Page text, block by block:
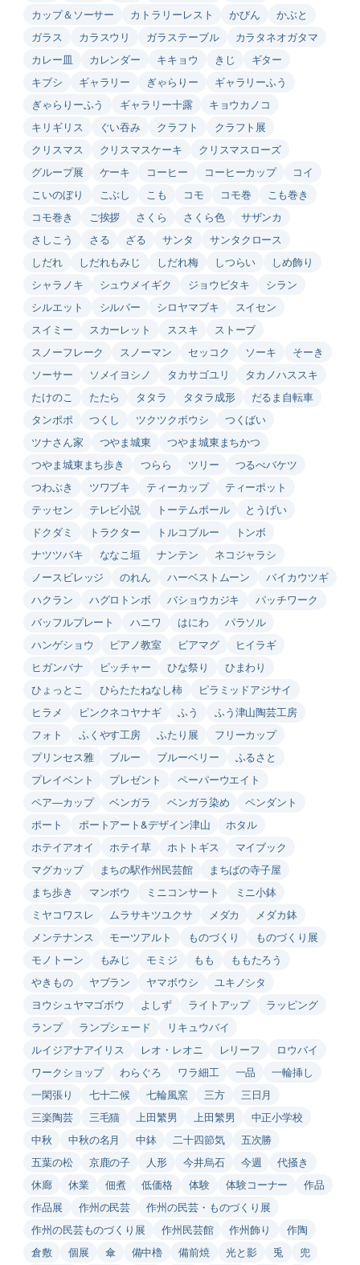
カップ＆ソーサー カトラリーレスト かびん
かぶと
ガラス
カラスウリ ガラステーブル
カラタネオガタマ
カレー皿
カレンダー キキョウ きじ
ギター
キブシ
ギャラリー ぎゃらりー
ギャラリーふう
ぎゃらりーふう
ギャラリー十露
キョウカノコ
キリギリス
ぐい吞み クラフト
クラフト展
クリスマス
クリスマスケーキ
クリスマスローズ
グループ展
ケーキ コーヒー コーヒーカップ
コイ
こいのぼり
こぶし こも コモ コモ巻
こも巻き
コモ巻き
ご挨拶 さくら さくら色
サザンカ
さしこう
さる ざる サンタ
サンタクロース
しだれ
しだれもみじ しだれ梅 しつらい
しめ飾り
シャラノキ
シュウメイギク ジョウビタキ
シラン
シルエット
シルバー シロヤマブキ
スイセン
スイミー
スカーレット ススキ
ストーブ
スノーフレーク
スノーマン セッコク ソーキ
そーき
ソーサー
ソメイヨシノ タカサゴユリ
タカノハススキ
たけのこ
たたら タタラ タタラ成形
だるま自転車
タンポポ
つくし ツクツクボウシ
つくばい
ツナさん家
つやま城東
つやま城東まちかつ
つやま城東まち歩き
つらら ツリー
つるべバケツ
つわぶき
ツワブキ ティーカップ
ティーポット
テッセン
テレビ小説 トーテムポール
とうげい
ドクダミ
トラクター トルコブルー
トンボ
ナツツバキ
ななこ垣 ナンテン
ネコジャラシ
ノースビレッジ
のれん ハーベストムーン
バイカウツギ
ハクラン
ハグロトンボ バショウカジキ
パッチワーク
バッフルプレート
ハニワ はにわ
パラソル
ハンゲショウ
ピアノ教室 ビアマグ
ヒイラギ
ヒガンバナ
ピッチャー ひな祭り
ひまわり
ひょっとこ
ひらたたねなし柿
ピラミッドアジサイ
ヒラメ
ピンクネコヤナギ ふう
ふう津山陶芸工房
フォト
ふくやす工房 ふたり展
フリーカップ
プリンセス雅
ブルー ブルーベリー
ふるさと
プレイベント
プレゼント
ペーパーウエイト
ペア―カップ
ベンガラ ベンガラ染め
ペンダント
ポート
ポートアート&デザイン津山
ホタル
ホテイアオイ
ホテイ草 ホトトギス
マイブック
マグカップ
まちの駅作州民芸館
まちばの寺子屋
まち歩き
マンボウ ミニコンサート
ミニ小鉢
ミヤコワスレ
ムラサキツユクサ メダカ
メダカ鉢
メンテナンス
モーツアルト ものづくり
ものづくり展
モノトーン
もみじ モミジ もも
ももたろう
やきもの
ヤブラン ヤマボウシ
ユキノシタ
ヨウシュヤマゴボウ
よしず ライトアップ
ラッピング
ランプ
ランプシェード
リキュウバイ
ルイジアナアイリス
レオ・レオニ レリーフ
ロウバイ
ワークショップ
わらぐろ ワラ細工 一品
一輪挿し
一閑張り
七十二候 七輪風窯 三方
三日月
三楽陶芸
三毛猫 上田繁男 上田繁男
中正小学校
中秋
中秋の名月 中鉢 二十四節気
五次勝
五葉の松
京鹿の子 人形 今井烏石 今週
代掻き
休廊
休業 佃煮 低価格 体験 体験コーナー
作品
作品展
作州の民芸
作州の民芸・ものづくり展
作州の民芸ものづくり展
作州民芸館 作州飾り
作陶
倉敷
個展 傘 備中櫓 備前焼 光と影 兎
兜